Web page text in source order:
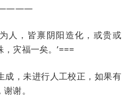
人，皆禀阴阳造化，或贵或
灾福一矣。’===
成，未进行人工校正，如果有
谢。